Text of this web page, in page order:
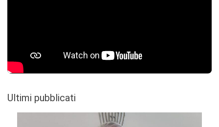
Ultimi pubblicati